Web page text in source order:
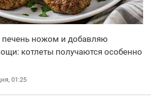
ножом и добавляю
котлеты получаются особенно
01:25